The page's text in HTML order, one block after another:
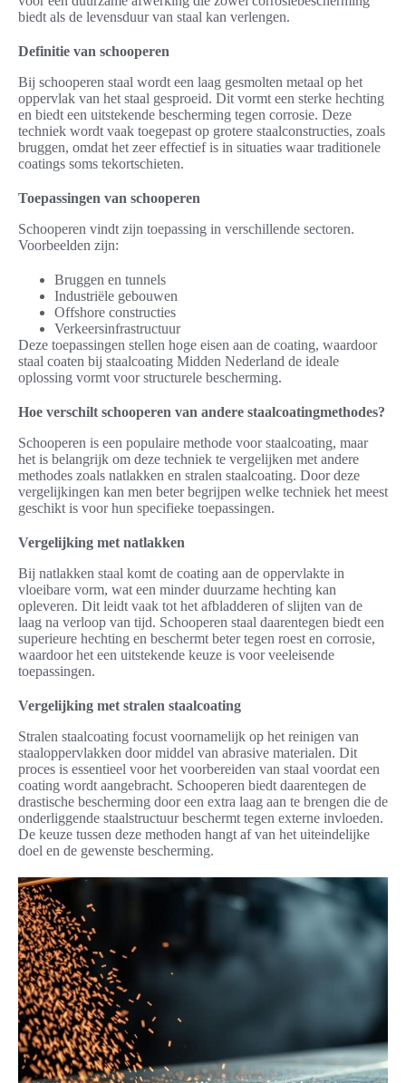
biedt als de levensduur van staal kan verlengen.
Definitie van schooperen
Bij schooperen staal wordt een laag gesmolten metaal op het
oppervlak van het staal gesproeid. Dit vormt een sterke hechting
en biedt een uitstekende bescherming tegen corrosie. Deze
techniek wordt vaak toegepast op grotere staalconstructies, zoals
bruggen, omdat het zeer effectief is in situaties waar traditionele
coatings soms tekortschieten.
Toepassingen van schooperen
Schooperen vindt zijn toepassing in verschillende sectoren.
Voorbeelden zijn:
Bruggen en tunnels
Industriële gebouwen
Offshore constructies
Verkeersinfrastructuur
Deze toepassingen stellen hoge eisen aan de coating, waardoor
staal coaten bij staalcoating Midden Nederland de ideale
oplossing vormt voor structurele bescherming.
Hoe verschilt schooperen van andere staalcoatingmethodes?
Schooperen is een populaire methode voor staalcoating, maar
het is belangrijk om deze techniek te vergelijken met andere
methodes zoals natlakken en stralen staalcoating. Door deze
vergelijkingen kan men beter begrijpen welke techniek het meest
geschikt is voor hun specifieke toepassingen.
Vergelijking met natlakken
Bij natlakken staal komt de coating aan de oppervlakte in
vloeibare vorm, wat een minder duurzame hechting kan
opleveren. Dit leidt vaak tot het afbladderen of slijten van de
laag na verloop van tijd. Schooperen staal daarentegen biedt een
superieure hechting en beschermt beter tegen roest en corrosie,
waardoor het een uitstekende keuze is voor veeleisende
toepassingen.
Vergelijking met stralen staalcoating
Stralen staalcoating focust voornamelijk op het reinigen van
staaloppervlakken door middel van abrasive materialen. Dit
proces is essentieel voor het voorbereiden van staal voordat een
coating wordt aangebracht. Schooperen biedt daarentegen de
drastische bescherming door een extra laag aan te brengen die de
onderliggende staalstructuur beschermt tegen externe invloeden.
De keuze tussen deze methoden hangt af van het uiteindelijke
doel en de gewenste bescherming.